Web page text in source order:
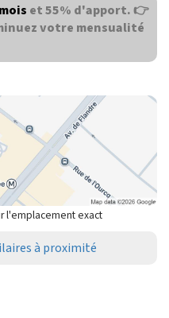
et 55% d'apport. 👉
votre mensualité
l'emplacement exact
à proximité